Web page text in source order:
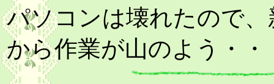
パソコンは壊れたので
から作業が山のよう・・